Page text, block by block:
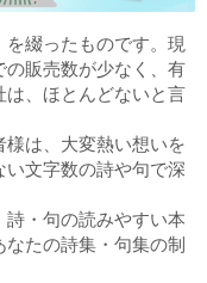
綴ったものです。現
販売数が少なく、有
、ほとんどないと言
は、大変熱い想いを
文字数の詩や句で深
・句の読みやすい本
たの詩集・句集の制